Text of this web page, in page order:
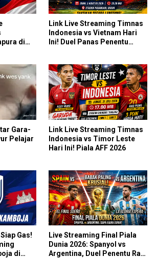
di
Link Live Streaming Timnas
Indonesia vs Vietnam Hari
Ini! Duel Panas Penentu
Gara-
Pelajar
Link Live Streaming Timnas
Indonesia vs Timor Leste
Hari Ini! Piala AFF 2026
Gas!
di
Live Streaming Final Piala
Dunia 2026: Spanyol vs
Argentina, Duel Penentu Raja